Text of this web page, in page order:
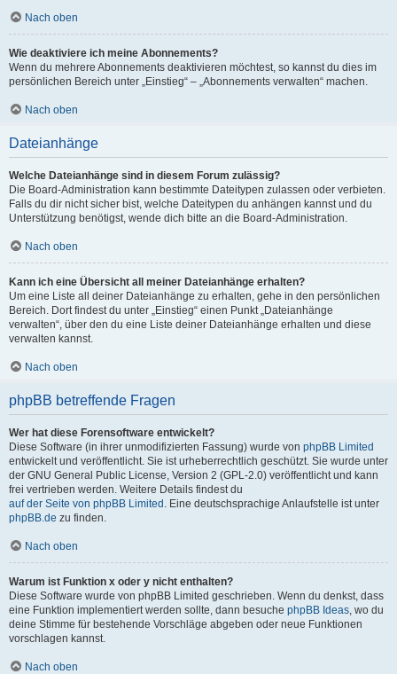
Nach oben
Wie deaktiviere ich meine Abonnements?
Wenn du mehrere Abonnements deaktivieren möchtest, so kannst du dies im
persönlichen Bereich unter „Einstieg“ – „Abonnements verwalten“ machen.
Nach oben
Dateianhänge
Welche Dateianhänge sind in diesem Forum zulässig?
Die Board-Administration kann bestimmte Dateitypen zulassen oder verbieten.
Falls du dir nicht sicher bist, welche Dateitypen du anhängen kannst und du
Unterstützung benötigst, wende dich bitte an die Board-Administration.
Nach oben
Kann ich eine Übersicht all meiner Dateianhänge erhalten?
Um eine Liste all deiner Dateianhänge zu erhalten, gehe in den persönlichen
Bereich. Dort findest du unter „Einstieg“ einen Punkt „Dateianhänge
verwalten“, über den du eine Liste deiner Dateianhänge erhalten und diese
verwalten kannst.
Nach oben
phpBB betreffende Fragen
Wer hat diese Forensoftware entwickelt?
Diese Software (in ihrer unmodifizierten Fassung) wurde von phpBB Limited
entwickelt und veröffentlicht. Sie ist urheberrechtlich geschützt. Sie wurde unter
der GNU General Public License, Version 2 (GPL-2.0) veröffentlicht und kann
frei vertrieben werden. Weitere Details findest du
auf der Seite von phpBB Limited . Eine deutschsprachige Anlaufstelle ist unter
phpBB.de zu finden.
Nach oben
Warum ist Funktion x oder y nicht enthalten?
Diese Software wurde von phpBB Limited geschrieben. Wenn du denkst, dass
eine Funktion implementiert werden sollte, dann besuche phpBB Ideas, wo du
deine Stimme für bestehende Vorschläge abgeben oder neue Funktionen
vorschlagen kannst.
Nach oben